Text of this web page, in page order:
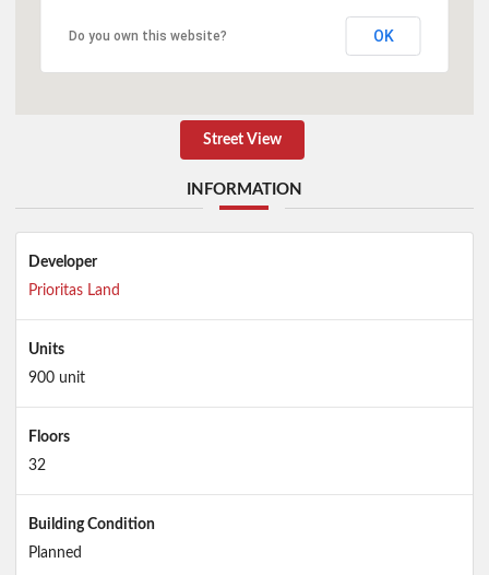
Do you own this website? OK
Street View
INFORMATION
Developer
Prioritas Land
Units
900 unit
Floors
32
Building Condition
Planned